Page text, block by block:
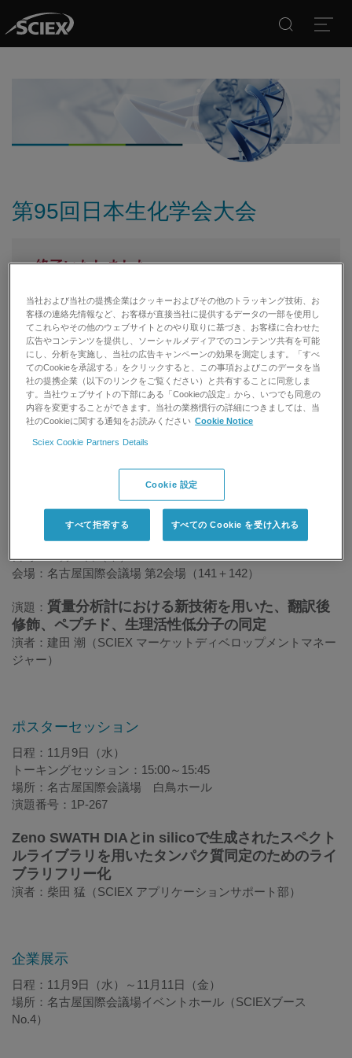
第95回日本生化学会大会
終了いたしました
弊社イベント、学会、製品情報をご希望の方はメー
ルマガジン配信のご登録を行ってください。
メールマガジン登録
2022年11月9日（水）～11月11日（金）
会場：名古屋国際会議場
詳細は公式サイト（ https://www2.aeplan.co.jp/jbs2022/）
[SCIEX共催] バイオインダストリーセミナー情報
プログラム：バイオインダストリーセミナー2BS01
日時：11月10日（木） 12:20-13:10
会場：名古屋国際会議場 第2会場（141＋142）
演題： 質量分析計における新技術を用いた、翻訳後
修飾、ペプチド、生理活性低分子の同定
演者：建田 潮（SCIEX マーケットディベロップメントマネー
ジャー）
ポスターセッション
日程：11月9日（水）
トーキングセッション：15:00～15:45
場所：名古屋国際会議場 白鳥ホール
演題番号：1P-267
Zeno SWATH DIAとin silicoで生成されたスペクト
ルライブラリを用いたタンパク質同定のためのライ
ブラリフリー化
演者：柴田 猛（SCIEX アプリケーションサポート部）
企業展示
日程：11月9日（水）～11月11日（金）
場所：名古屋国際会議場イベントホール（SCIEXブース
No.4）
当社および当社の提携企業はクッキーおよびその他のトラッキング技術、お
客様の連絡先情報など、お客様が直接当社に提供するデータの一部を使用し
てこれらやその他のウェブサイトとのやり取りに基づき、お客様に合わせた
広告やコンテンツを提供し、ソーシャルメディアでのコンテンツ共有を可能
にし、分析を実施し、当社の広告キャンペーンの効果を測定します。「すべ
てのCookieを承認する」をクリックすると、この事項およびこのデータを当
社の提携企業（以下のリンクをご覧ください）と共有することに同意しま
す。当社ウェブサイトの下部にある「Cookieの設定」から、いつでも同意の
内容を変更することができます。当社の業務慣行の詳細につきましては、当
社のCookieに関する通知をお読みください Cookie Notice
Sciex Cookie Partners Details
Cookie 設定
すべて拒否する すべての Cookie を受け入れる